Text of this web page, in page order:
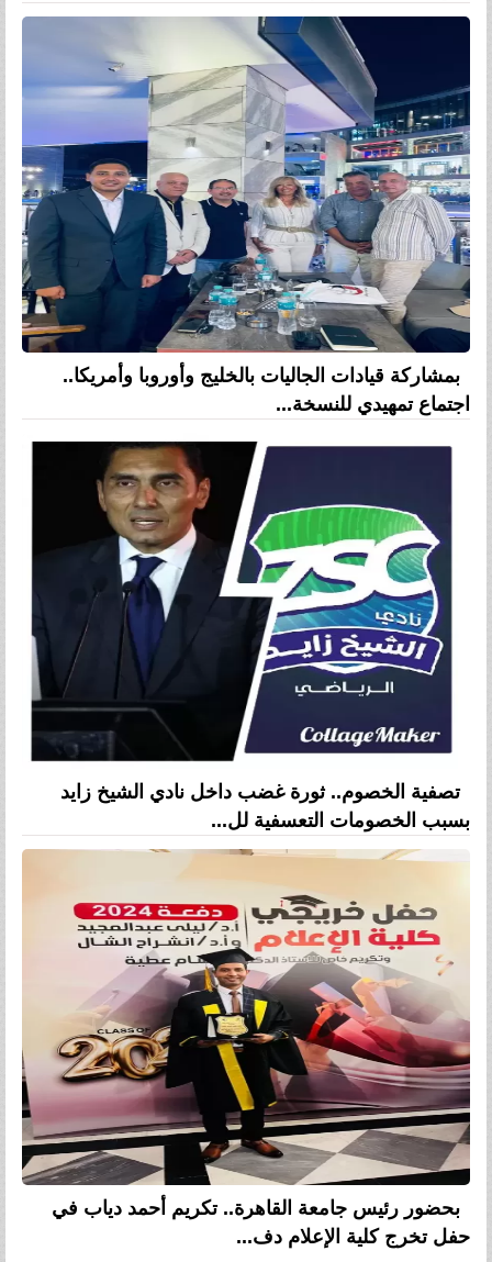
بمشاركة قيادات الجاليات بالخليج وأوروبا وأمريكا..
اجتماع تمهيدي للنسخة...
تصفية الخصوم.. ثورة غضب داخل نادي الشيخ زايد
بسبب الخصومات التعسفية لل...
بحضور رئيس جامعة القاهرة.. تكريم أحمد دياب في
حفل تخرج كلية الإعلام دف...